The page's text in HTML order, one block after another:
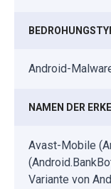
Android-
NAMEN DER
Avast-Mobile
Variante von